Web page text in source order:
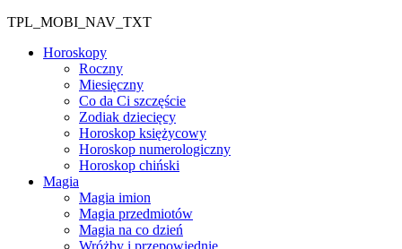
TPL_MOBI_NAV_TXT
Horoskopy
Roczny
Miesięczny
Co da Ci szczęście
Zodiak dziecięcy
Horoskop księżycowy
Horoskop numerologiczny
Horoskop chiński
Magia
Magia imion
Magia przedmiotów
Magia na co dzień
Wróżby i przepowiednie